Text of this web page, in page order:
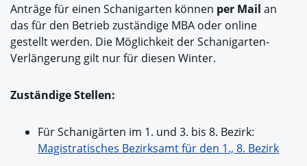
Anträge für einen Schanigarten können per Mail an
das für den Betrieb zuständige MBA oder online
gestellt werden. Die Möglichkeit der Schanigarten-
Verlängerung gilt nur für diesen Winter.
Zuständige Stellen:
Für Schanigärten im 1. und 3. bis 8. Bezirk:
Magistratisches Bezirksamt für den 1., 8. Bezirk